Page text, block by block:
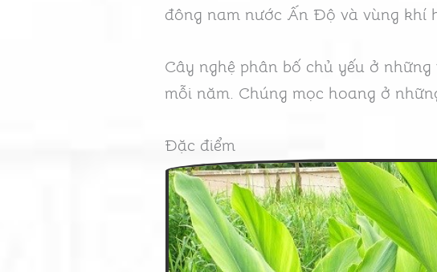
đông nam nước Ấn Độ và vùng khí
Cây nghệ phân bố chủ yếu ở
mỗi năm. Chúng mọc hoang ở
Đặc điểm